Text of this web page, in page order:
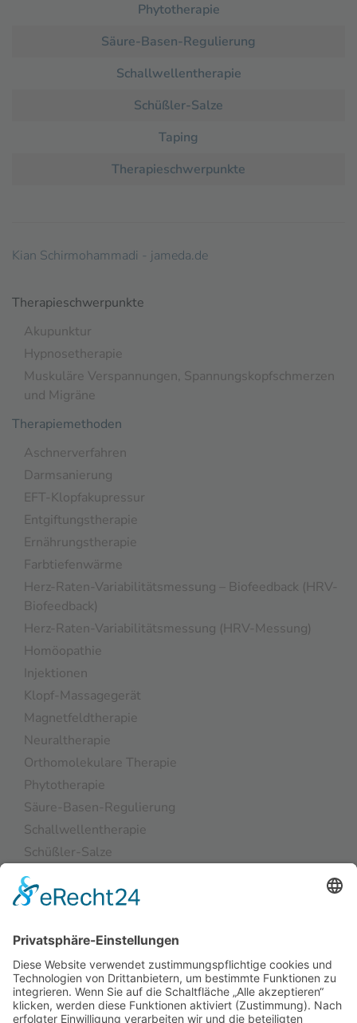
Phytotherapie
Säure-Basen-Regulierung
Schallwellentherapie
Schüßler-Salze
Taping
Therapieschwerpunkte
Kian Schirmohammadi - jameda.de
Therapieschwerpunkte
Akupunktur
Hypnosetherapie
Muskuläre Verspannungen, Spannungskopfschmerzen
und Migräne
Therapiemethoden
Aschnerverfahren
Darmsanierung
EFT-Klopfakupressur
Entgiftungstherapie
Ernährungstherapie
Farbtiefenwärme
Herz-Raten-Variabilitätsmessung – Biofeedback (HRV-
Biofeedback)
Herz-Raten-Variabilitätsmessung (HRV-Messung)
Homöopathie
Injektionen
Klopf-Massagegerät
Magnetfeldtherapie
Neuraltherapie
Orthomolekulare Therapie
Phytotherapie
Säure-Basen-Regulierung
Schallwellentherapie
Schüßler-Salze
Taping
Kontakt
Impressum